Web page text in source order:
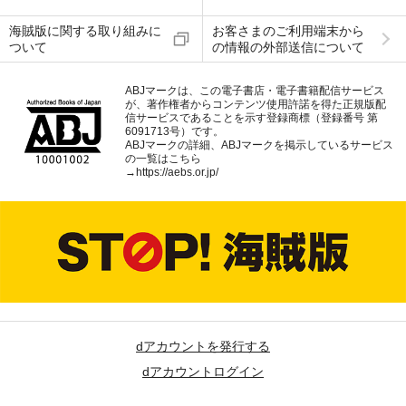
海賊版に関する取り組みに
ついて
お客さまのご利用端末から
の情報の外部送信について
ABJマークは、この電子書店・電子書籍配信サービス
が、著作権者からコンテンツ使用許諾を得た正規版配
信サービスであることを示す登録商標（登録番号 第
6091713号）です。
ABJマークの詳細、ABJマークを掲示しているサービス
の一覧はこちら
→ https://aebs.or.jp/
dアカウントを発行する
dアカウントログイン